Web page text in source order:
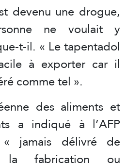
devenu une drogue,
ne voulait y
t-il. « Le tapentadol
à exporter car il
comme tel ».
des aliments et
a indiqué à l’AFP
« jamais délivré de
fabrication ou